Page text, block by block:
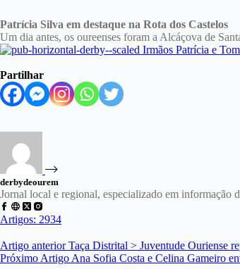
Patrícia Silva em destaque na Rota dos Castelos
Um dia antes, os oureenses foram a Alcáçova de
Partilhar
derbydeourem
Jornal local e regional, especializado em informação
Artigos: 2934
Artigo anteriorTaça Distrital > Juventude Ouriense
Próximo Artigo Ana Sofia Costa e Celina Gameiro